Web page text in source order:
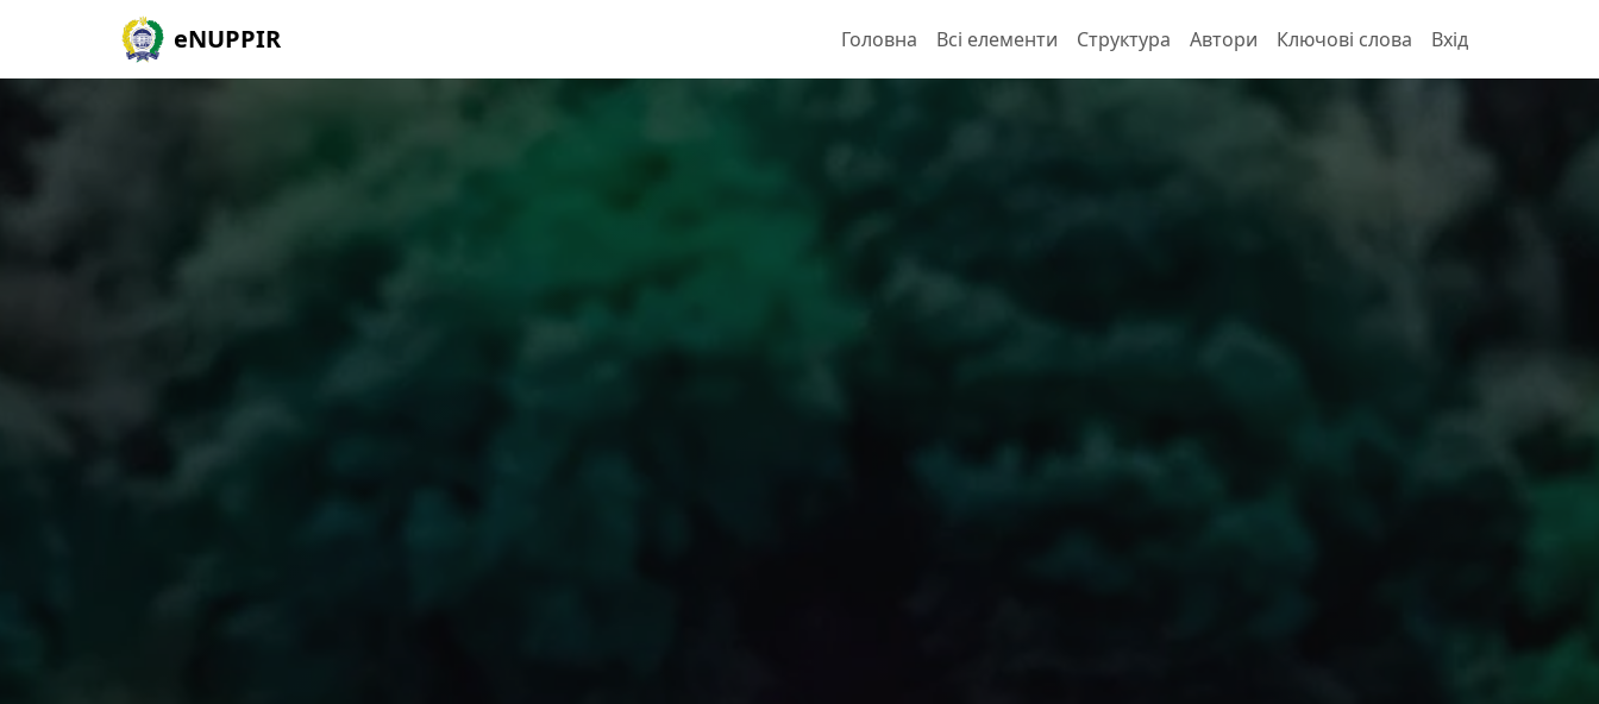
eNUPPIR Головна Всі елементи Структура Автори Ключові слова Вхід